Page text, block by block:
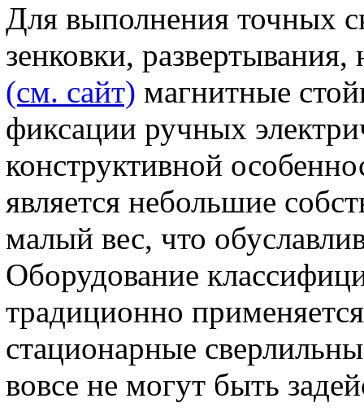
Для выполнения точных
зенковки,
(см. сайт) магнитные
фиксации ручных
конструктивной
является небольшие
малый вес, что
Оборудование
традиционно
стационарные
вовсе не могут быть